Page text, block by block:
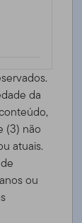
da
(3) não
atuais.
ou